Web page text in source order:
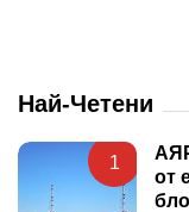
Най-Четени
1
от